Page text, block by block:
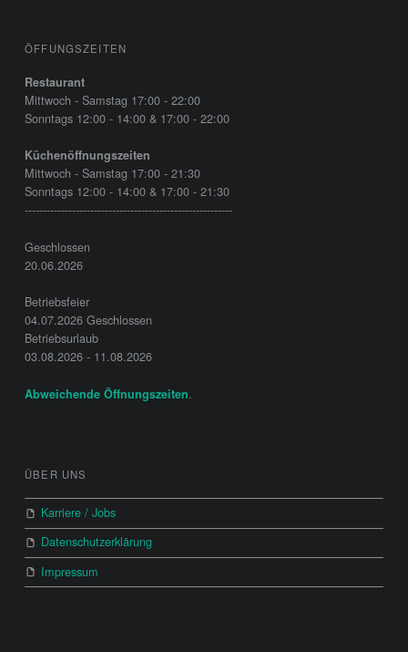
ÖFFUNGSZEITEN
Restaurant
Mittwoch - Samstag 17:00 - 22:00
Sonntags 12:00 - 14:00 & 17:00 - 22:00
Küchenöffnungszeiten
Mittwoch - Samstag 17:00 - 21:30
Sonntags 12:00 - 14:00 & 17:00 - 21:30
---------------------------------------------------------
Geschlossen
20.06.2026
Betriebsfeier
04.07.2026 Geschlossen
Betriebsurlaub
03.08.2026 - 11.08.2026
Abweichende Öffnungszeiten.
ÜBER UNS
Karriere / Jobs
Datenschutzerklärung
Impressum